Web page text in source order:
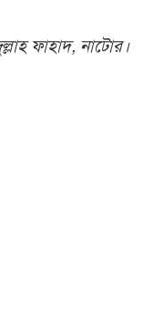
ফাহাদ, নাটোর।